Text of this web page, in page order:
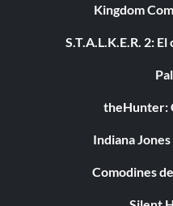
Kingdom
S.T.A.L.K.E.R. 2:
theHunter:
Indiana
Comodines